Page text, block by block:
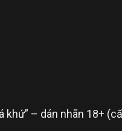
khứ” – dán nhãn 18+